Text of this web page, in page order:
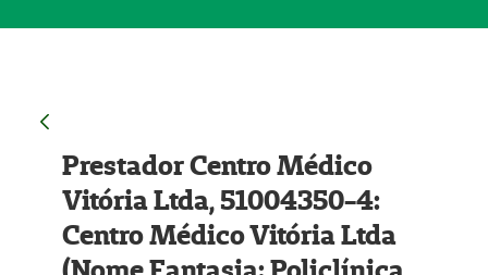
Prestador Centro Médico
Vitória Ltda, 51004350-4:
Centro Médico Vitória Ltda